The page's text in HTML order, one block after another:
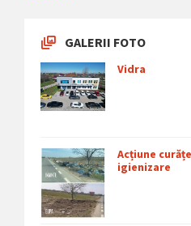
GALERII FOTO
Vidra
Acțiune
igienizare